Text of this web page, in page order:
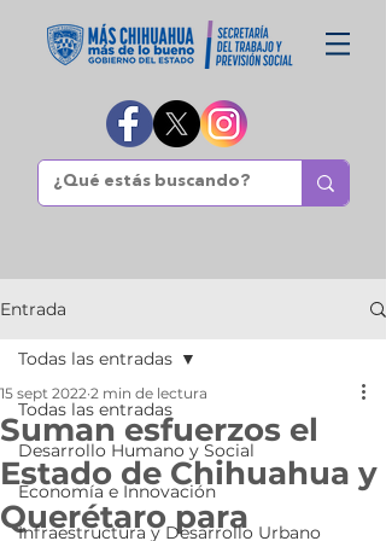
Entrada
Todas las entradas
Desarrollo Humano y Social
Economía e Innovación
Infraestructura y Desarrollo Urbano
Todas las entradas
Suman esfuerzos el
Estado de Chihuahua y
Querétaro para
15 sept 2022 2 min de lectura